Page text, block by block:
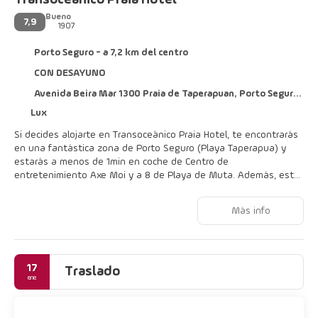
7,9
Bueno
1907
Porto Seguro - a 7,2 km del centro
CON DESAYUNO
Avenida Beira Mar 1300 Praia de Taperapuan, Porto Seguro 45810-000
Lux
Si decides alojarte en Transoceânico Praia Hotel, te encontrarás
en una fantástica zona de Porto Seguro (Playa Taperapua) y
estarás a menos de 1 min en coche de Centro de
entretenimiento Axe Moi y a 8 de Playa de Muta. Además, este
entre ellas una piscina al aire libre, baño turco y gimnasio.
Encontrarás además conexión a Internet wifi gratis, tiendas en
el alojamiento y una televisión en la zona común.
Más info
17
ene Traslado